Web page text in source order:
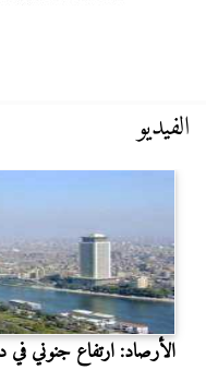
الفيديو
الأرصاد: ارتفاع جنوني في درجات